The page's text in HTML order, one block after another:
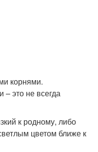
к родному, либо
цветом ближе к